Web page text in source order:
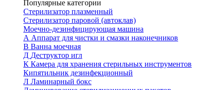
Популярные категории
Стерилизатор плазменный
Стерилизатор паровой (автоклав)
Моечно-дезинфицирующая машина
А Аппарат для чистки и смазки наконечников
В Ванна моечная
Д Деструктор игл
К Камера для хранения стерильных инструментов
Кипятильник дезинфекционный
Л Ламинарный бокс